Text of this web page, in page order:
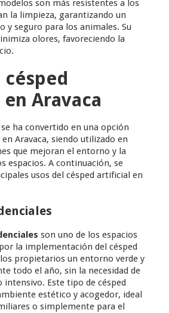
son más resistentes a los
la limpieza, garantizando un
y seguro para los animales. Su
olores, favoreciendo la
césped
Aravaca
ha convertido en una opción
Aravaca, siendo utilizado en
que mejoran el entorno y la
espacios. A continuación, se
usos del césped artificial en
son uno de los espacios
la implementación del césped
propietarios un entorno verde y
todo el año, sin la necesidad de
Este tipo de césped
estético y acogedor, ideal
o simplemente para el